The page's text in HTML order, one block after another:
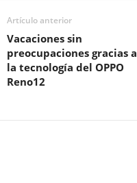
Artículo anterior
Vacaciones sin
preocupaciones gracias a
la tecnología del OPPO
Reno12